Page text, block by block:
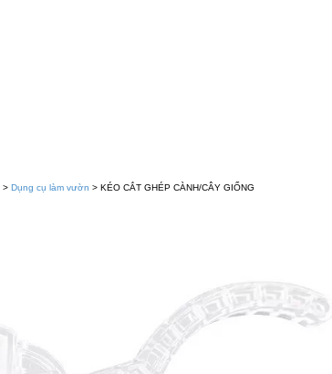
> Dụng cụ làm vườn > KÉO CẮT GHÉP CÀNH/CÂY GIỐNG